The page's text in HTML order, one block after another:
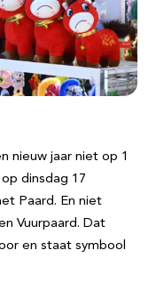
nieuw jaar niet op 1
dinsdag 17
Paard. En niet
Vuurpaard. Dat
en staat symbool